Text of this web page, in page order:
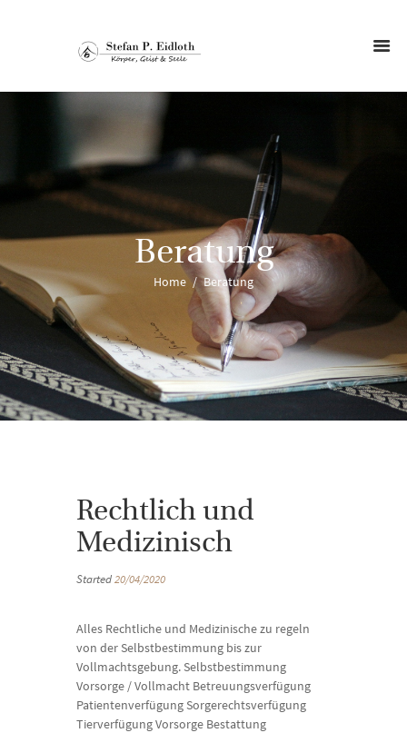
Beratung
Home Beratung
Rechtlich und
Medizinisch
Started20/04/2020
Alles Rechtliche und Medizinische zu regeln
von der Selbstbestimmung bis zur
Vollmachtsgebung. Selbstbestimmung
Vorsorge / Vollmacht Betreuungsverfügung
Patientenverfügung Sorgerechtsverfügung
Tierverfügung Vorsorge Bestattung